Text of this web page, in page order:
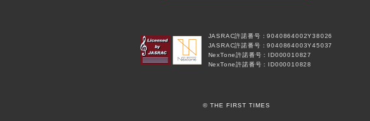
JASRAC許諾番号：9040864002Y38026
JASRAC許諾番号：9040864003Y45037
NexTone許諾番号：ID000010827
NexTone許諾番号：ID000010828
© THE FIRST TIMES